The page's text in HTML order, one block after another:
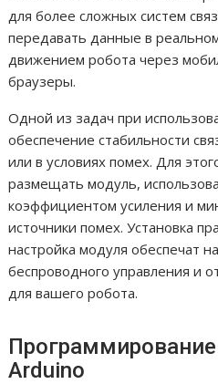
для более сложных систем
передавать данные в
движением робота через
браузеры.
Одной из задач при
обеспечение стабильности
или в условиях помех. Для
размещать модуль,
коэффициентом усиления и
источники помех. Установка
настройка модуля обеспечат
беспроводного управления и
для вашего робота.
Программирование
Arduino